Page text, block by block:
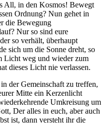
All, in den Kosmos! Bewegt
Ordnung? Nun gehet in
die Bewegung
Nur so sind eure
so verhält, überhaupt
sich um die Sonne dreht, so
Licht weg und wieder zum
dieses Licht nie verlassen.
der Gemeinschaft zu treffen,
Mitte ein Kerzenlicht
Umkreisung um
Der alles in euch, aber auch
ist, dann versteht ihr die